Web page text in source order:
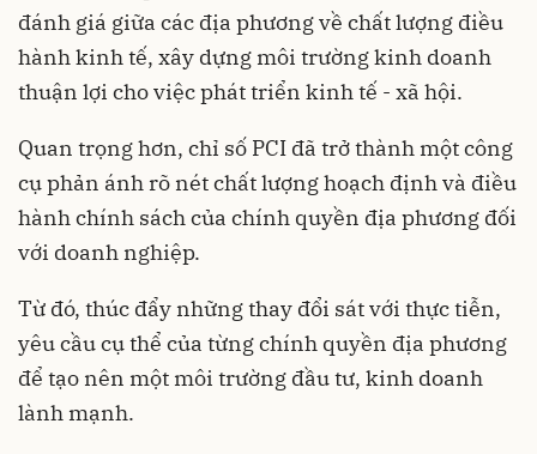
đánh giá giữa các địa phương về chất lượng điều
hành kinh tế, xây dựng môi trường kinh doanh
thuận lợi cho việc phát triển kinh tế - xã hội.
Quan trọng hơn, chỉ số PCI đã trở thành một công
cụ phản ánh rõ nét chất lượng hoạch định và điều
hành chính sách của chính quyền địa phương đối
với doanh nghiệp.
Từ đó, thúc đẩy những thay đổi sát với thực tiễn,
yêu cầu cụ thể của từng chính quyền địa phương
để tạo nên một môi trường đầu tư, kinh doanh
lành mạnh.